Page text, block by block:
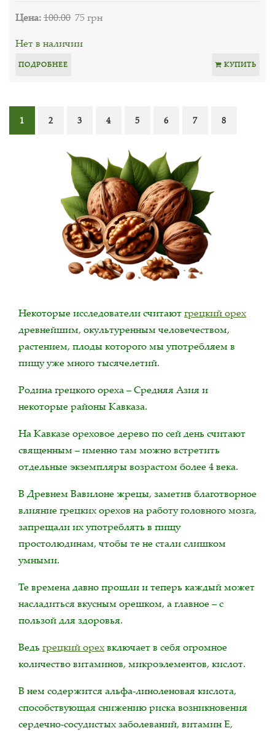
Цена:100.00 75 грн
Нет в наличии
ПОДРОБНЕЕ КУПИТЬ
1 2 3 4 5 6 7 8
Некоторые исследователи считаютгрецкий орех
древнейшим, окультуренным человечеством,
растением, плоды которого мы употребляем в
пищу уже много тысячелетий.
Родина грецкого ореха – Средняя Азия и
некоторые районы Кавказа.
На Кавказе ореховое дерево по сей день считают
священным – именно там можно встретить
отдельные экземпляры возрастом более 4 века.
В Древнем Вавилоне жрецы, заметив благотворное
влияние грецких орехов на работу головного мозга,
запрещали их употреблять в пищу
простолюдинам, чтобы те не стали слишком
умными.
Те времена давно прошли и теперь каждый может
насладиться вкусным орешком, а главное – с
пользой для здоровья.
Ведь грецкий орехвключает в себя огромное
количество витаминов, микроэлементов, кислот.
В нем содержится альфа-линоленовая кислота,
способствующая снижению риска возникновения
сердечно-сосудистых заболеваний, витамин Е,